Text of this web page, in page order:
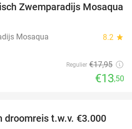
25%
Zwemparadijs Mosaqua
Mosaqua 8.2 star
Regulier €17,95
€13,50
droomreis t.w.v. €3.000